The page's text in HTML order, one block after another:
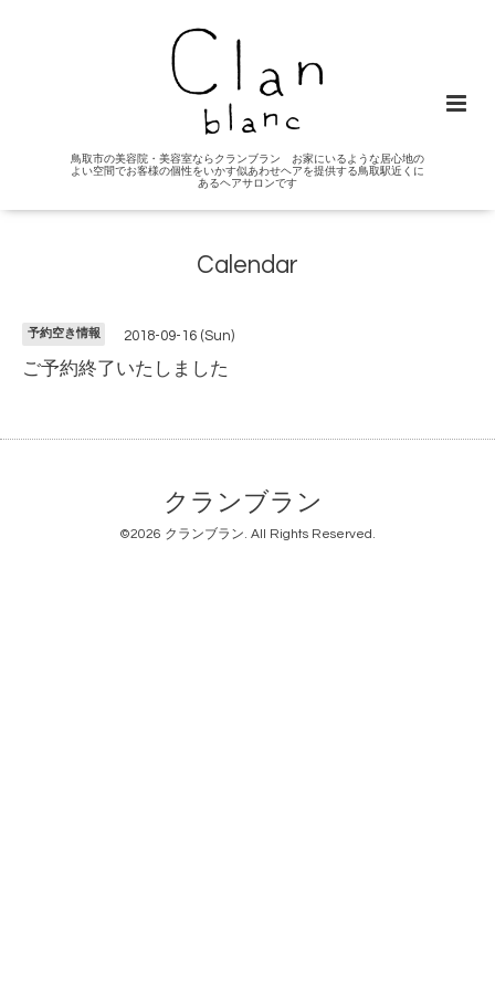
鳥取市の美容院・美容室ならクランブラン お家にいるような居心地の
よい空間でお客様の個性をいかす似あわせヘアを提供する鳥取駅近くに
あるヘアサロンです
Calendar
予約空き情報 2018-09-16 (Sun)
ご予約終了いたしました
クランブラン
©2026 クランブラン. All Rights Reserved.